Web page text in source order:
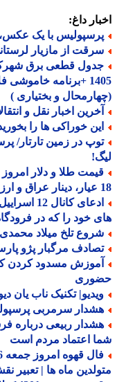
داغ:
با یک عکس،
از مازیار لرستانی
1405 +برنامه خاموشی
و بختیاری )
اخبار نقل و انتقالات
خوراکی ها را بخورید تا
در زمین تارتار/ پرسش
ادعای کانال
خود را که در فرودگاه
تلخ میلاد محمدی
مرگبار پژو پارس و ساینا؛ 7 نفر کشته
مسدود کردن کارت
تکنیک ناب یان
سرمربی
ربیعی درباره
اعتماد مردم است
ماه ها | تعبیر